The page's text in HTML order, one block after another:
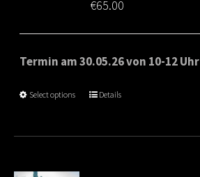
€65.00
Termin am 30.05.26 von 10-12 Uhr
Select options Details